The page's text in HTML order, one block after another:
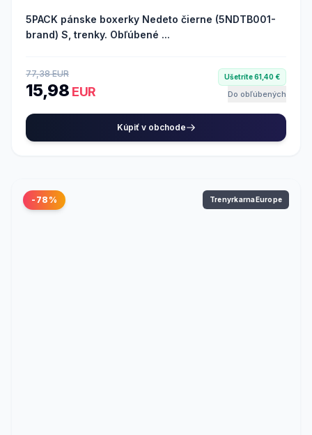
5PACK pánske boxerky Nedeto čierne (5NDTB001-
brand) S, trenky. Obľúbené ...
77,38 EUR
15,98 EUR
Ušetríte 61,40 €
Do obľúbených
Kúpiť v obchode
-78% TrenyrkarnaEurope